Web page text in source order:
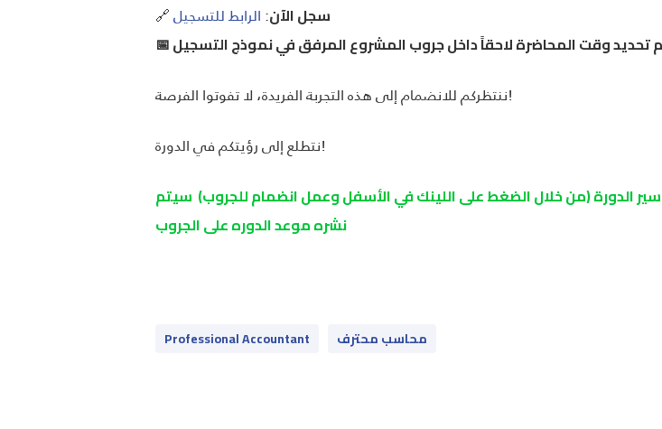
🔗
سجل الآن:الرابط للتسجيل
ننتظركم للانضمام إلى هذه التجربة الفريدة، لا تفوتوا الفرصة!
نتطلع إلى رؤيتكم في الدورة!
الدورة (من خلال الضغط على اللينك في الأسفل وعمل انضمام للجروب) سيتم
Professional Accountant محاسب محترف